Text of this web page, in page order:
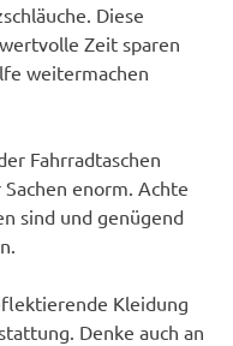
Diese
Zeit sparen
weitermachen
Fahrradtaschen
enorm. Achte
sind und genügend
Kleidung
Denke auch an